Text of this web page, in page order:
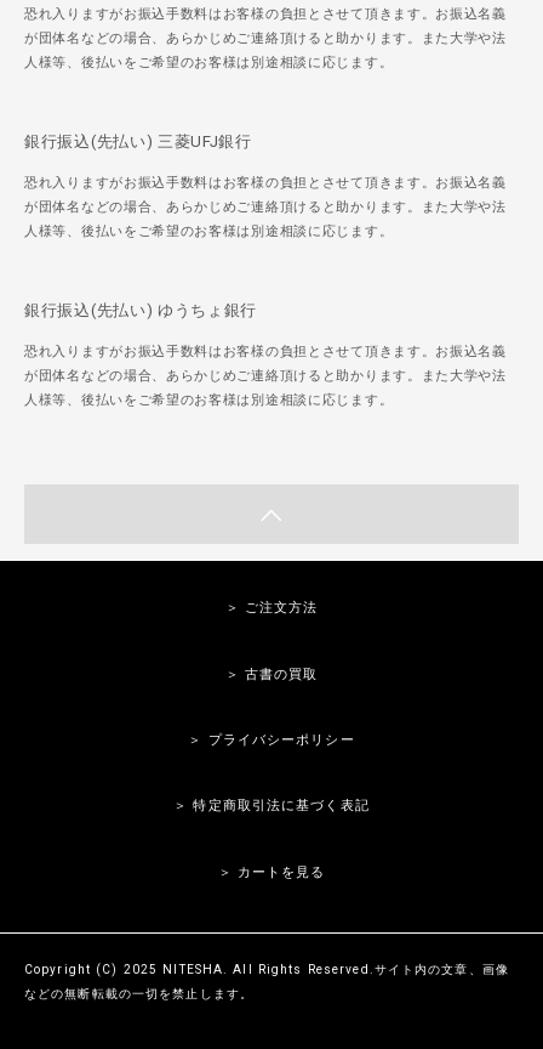
恐れ入りますがお振込手数料はお客様の負担とさせて頂きます。お振込名義
が団体名などの場合、あらかじめご連絡頂けると助かります。また大学や法
人様等、後払いをご希望のお客様は別途相談に応じます。
銀行振込(先払い) 三菱UFJ銀行
恐れ入りますがお振込手数料はお客様の負担とさせて頂きます。お振込名義
が団体名などの場合、あらかじめご連絡頂けると助かります。また大学や法
人様等、後払いをご希望のお客様は別途相談に応じます。
銀行振込(先払い) ゆうちょ銀行
恐れ入りますがお振込手数料はお客様の負担とさせて頂きます。お振込名義
が団体名などの場合、あらかじめご連絡頂けると助かります。また大学や法
人様等、後払いをご希望のお客様は別途相談に応じます。
＞ ご注文方法
＞ 古書の買取
＞ プライバシーポリシー
＞ 特定商取引法に基づく表記
＞ カートを見る
Copyright (C) 2025 NITESHA. All Rights Reserved.サイト内の文章、画像
などの無断転載の一切を禁止します。